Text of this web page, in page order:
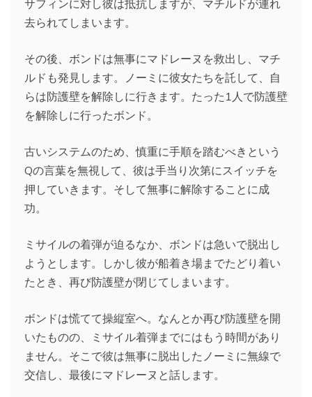
サフィンに対し彼は抵抗しますが、マチルドが連れ
去られてしまいます。
その後、ボンドは無事にマドレーヌを救出し、マチ
ルドも発見します。ノーミに彼女たちを託して、自
らは防護壁を解除しに行きます。たった1人で防護壁
を解除しに行ったボンド。
古いシステムのため、慎重に手順を踏むべきという
Qの言葉を無視して、彼は手当り次第にスイッチを
押していきます。そして無事に解除することに成
功。
ミサイルの着弾が迫るなか、ボンドは急いで脱出し
ようとします。しかし彼が船着き場までたどり着い
たとき、再び防護壁が閉じてしまいます。
ボンドは慌てて操縦室へ。なんとか再び防護壁を開
いたものの、ミサイル着弾までにはもう時間があり
ません。そこで彼は無事に脱出したノーミに無線で
交信し、最後にマドレーヌと話します。